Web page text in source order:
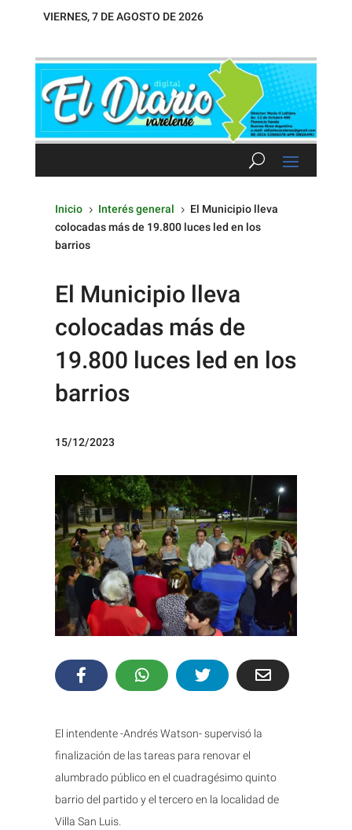
VIERNES, 7 DE AGOSTO DE 2026
Inicio 5 Interés general 5 El Municipio lleva
colocadas más de 19.800 luces led en los
barrios
El Municipio lleva
colocadas más de
19.800 luces led en los
barrios
15/12/2023
El intendente -Andrés Watson- supervisó la
finalización de las tareas para renovar el
alumbrado público en el cuadragésimo quinto
barrio del partido y el tercero en la localidad de
Villa San Luis.